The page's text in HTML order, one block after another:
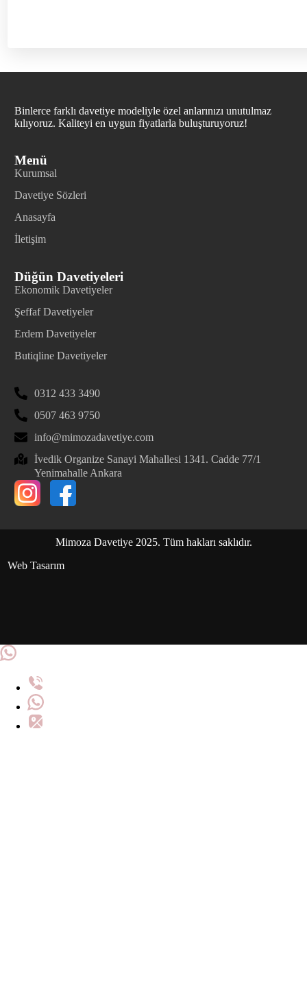
Binlerce farklı davetiye modeliyle özel anlarınızı unutulmaz
kılıyoruz. Kaliteyi en uygun fiyatlarla buluşturuyoruz!
Menü
Kurumsal
Davetiye Sözleri
Anasayfa
İletişim
Düğün Davetiyeleri
Ekonomik Davetiyeler
Şeffaf Davetiyeler
Erdem Davetiyeler
Butiqline Davetiyeler
0312 433 3490
0507 463 9750
info@mimozadavetiye.com
İvedik Organize Sanayi Mahallesi 1341. Cadde 77/1
Yenimahalle Ankara
Mimoza Davetiye 2025. Tüm hakları saklıdır.
Web Tasarım